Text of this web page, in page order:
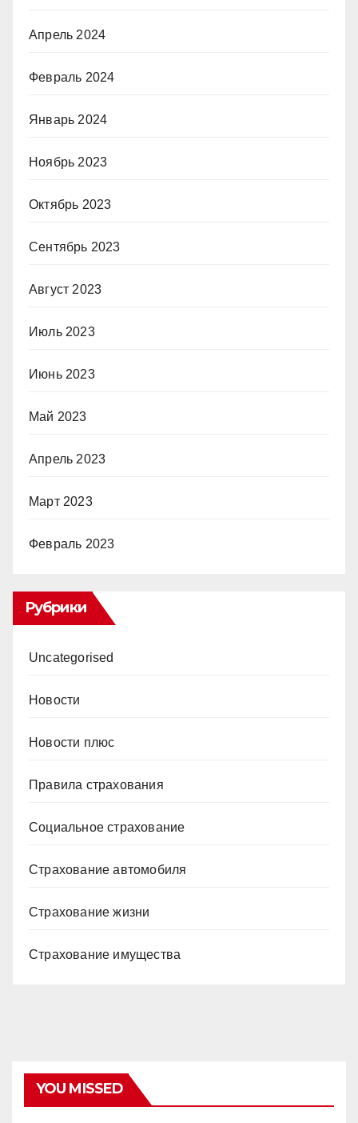
Апрель 2024
Февраль 2024
Январь 2024
Ноябрь 2023
Октябрь 2023
Сентябрь 2023
Август 2023
Июль 2023
Июнь 2023
Май 2023
Апрель 2023
Март 2023
Февраль 2023
Рубрики
Uncategorised
Новости
Новости плюс
Правила страхования
Социальное страхование
Страхование автомобиля
Страхование жизни
Страхование имущества
YOU MISSED